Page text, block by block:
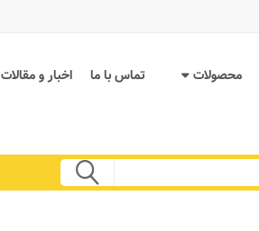
محصولات تماس با ما اخبار و مقالات